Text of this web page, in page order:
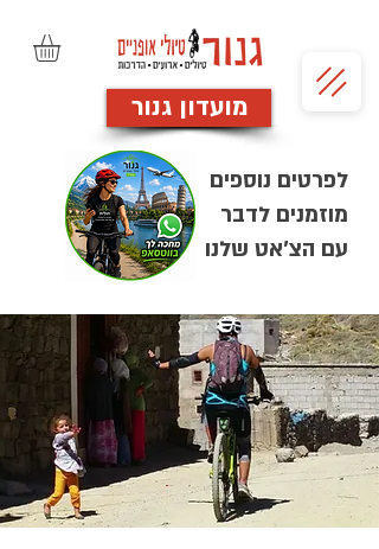
מועדון גנור
לפרטים נוספים
מוזמנים לדבר
עם הצ'אט שלנו